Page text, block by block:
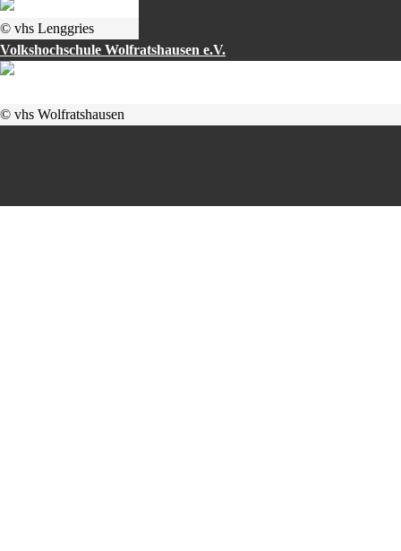
© vhs Lenggries
Volkshochschule Wolfratshausen e.V.
© vhs Wolfratshausen